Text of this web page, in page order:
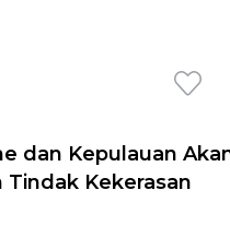
dan Kepulauan
Kekerasan